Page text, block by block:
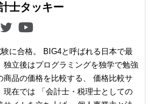
士タッキー
に合格。 BIG4と呼ばれる日本で最
立後はプログラミングを独学で勉強
商品の価格を比較する、 価格比較サ
在では 「会計士・税理士としての